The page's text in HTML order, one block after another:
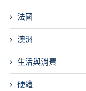
法國
澳洲
生活與消費
硬體